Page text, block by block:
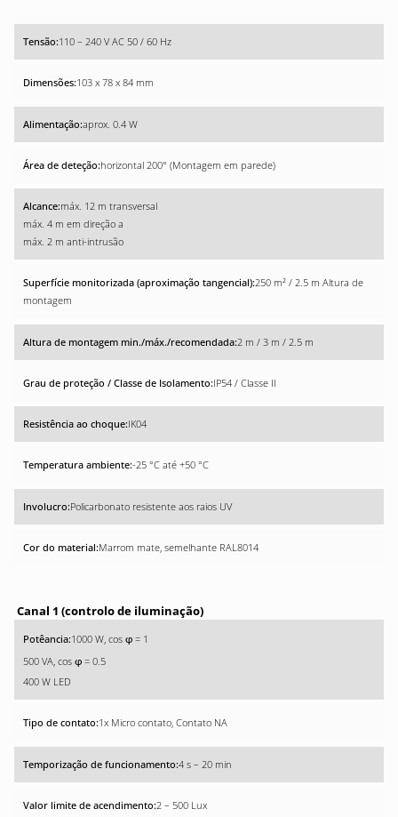
110 – 240 V AC 50 / 60 Hz
103 x 78 x 84 mm
aprox. 0.4 W
horizontal 200° (Montagem em parede)
máx. 12 m transversal
máx. 4 m em direção a
máx. 2 m anti-intrusão
250 m² / 2.5 m Altura de
montagem
2 m / 3 m / 2.5 m
IP54 / Classe II
IK04
-25 °C até +50 °C
Policarbonato resistente aos raios UV
Marrom mate, semelhante RAL8014
Canal 1 (controlo de iluminação)
1000 W, cos φ = 1
500 VA, cos φ = 0.5
400 W LED
1x Micro contato, Contato NA
4 s – 20 min
2 – 500 Lux